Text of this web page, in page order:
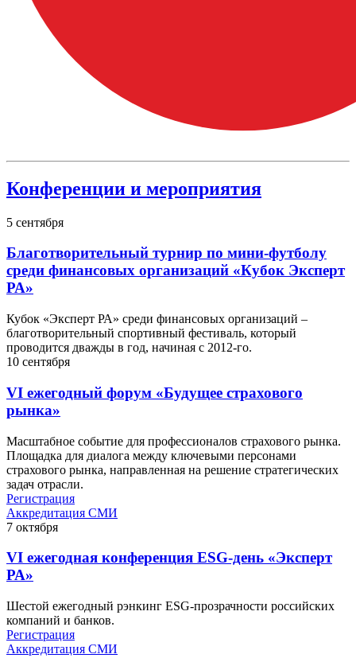
Конференции и мероприятия
5 сентября
Благотворительный турнир по мини-футболу
среди финансовых организаций «Кубок Эксперт
РА»
Кубок «Эксперт РА» среди финансовых организаций –
благотворительный спортивный фестиваль, который
проводится дважды в год, начиная с 2012-го.
10 сентября
VI ежегодный форум «Будущее страхового
рынка»
Масштабное событие для профессионалов страхового рынка.
Площадка для диалога между ключевыми персонами
страхового рынка, направленная на решение стратегических
задач отрасли.
Регистрация
Аккредитация СМИ
7 октября
VI ежегодная конференция ESG-день «Эксперт
РА»
Шестой ежегодный рэнкинг ESG-прозрачности российских
компаний и банков.
Регистрация
Аккредитация СМИ